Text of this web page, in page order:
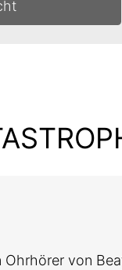
Ohrhörer von